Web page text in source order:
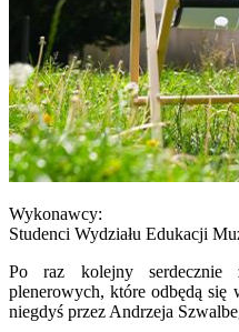
Wykonawcy:
Studenci Wydziału Edukacji
Po raz kolejny serdecznie
plenerowych, które odbędą
niegdyś przez Andrzeja